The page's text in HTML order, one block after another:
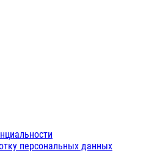
персональных данных